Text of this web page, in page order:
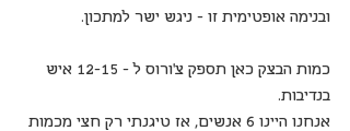
ובנימה אופטימית זו - ניגש ישר למתכון.
כמות הבצק כאן תספק צ'ורוס ל - 12-15 איש
בנדיבות.
אנחנו היינו 6 אנשים, אז טיגנתי רק חצי מכמות